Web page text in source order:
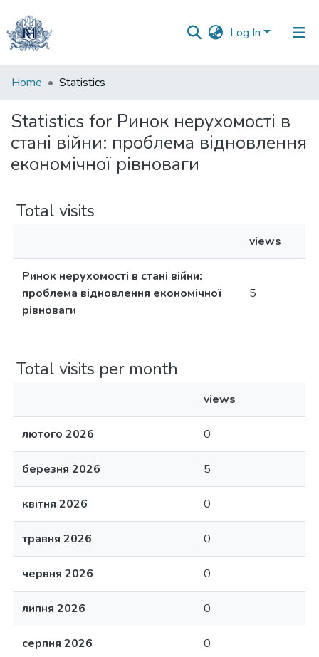
Log In
Communities
Collections
All of DSpace
Home Statistics
Statistics for Ринок нерухомості в
стані війни: проблема відновлення
економічної рівноваги
Total visits
views
Ринок нерухомості в стані війни:
проблема відновлення економічної
рівноваги
5
Total visits per month
views
лютого 2026 0
березня 2026 5
квітня 2026 0
травня 2026 0
червня 2026 0
липня 2026 0
серпня 2026 0